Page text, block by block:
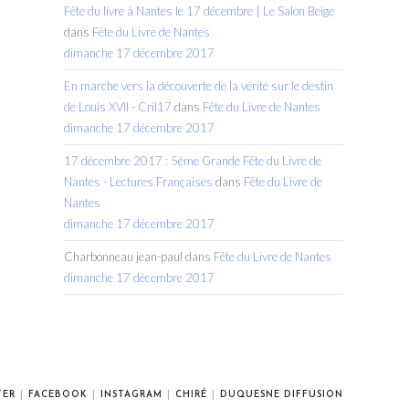
Fête du livre à Nantes le 17 décembre | Le Salon Beige
dans Fête du Livre de Nantes
dimanche 17 décembre 2017
En marche vers la découverte de la vérité sur le destin
de Louis XVII - Cril17 dans Fête du Livre de Nantes
dimanche 17 décembre 2017
17 décembre 2017 : 5ème Grande Fête du Livre de
Nantes - Lectures Françaises dans Fête du Livre de
Nantes
dimanche 17 décembre 2017
Charbonneau jean-paul dans Fête du Livre de Nantes
dimanche 17 décembre 2017
FACEBOOK INSTAGRAM CHIRÉ DUQUESNE DIFFUSION